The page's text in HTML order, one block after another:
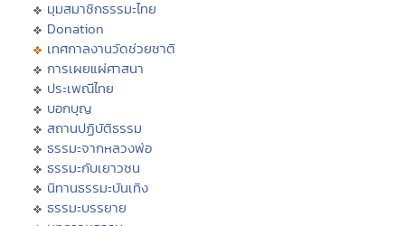
มุมสมาชิกธรรมะไทย
Donation
เทศกาลงานวัดช่วยชาติ
การเผยแผ่ศาสนา
ประเพณีไทย
บอกบุญ
สถานปฏิบัติธรรม
ธรรมะจากหลวงพ่อ
ธรรมะกับเยาวชน
นิทานธรรมะบันเทิง
ธรรมะบรรยาย